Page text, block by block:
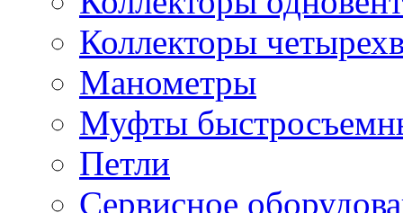
Коллекторы
Манометры
Муфты
Петли
Сервисное